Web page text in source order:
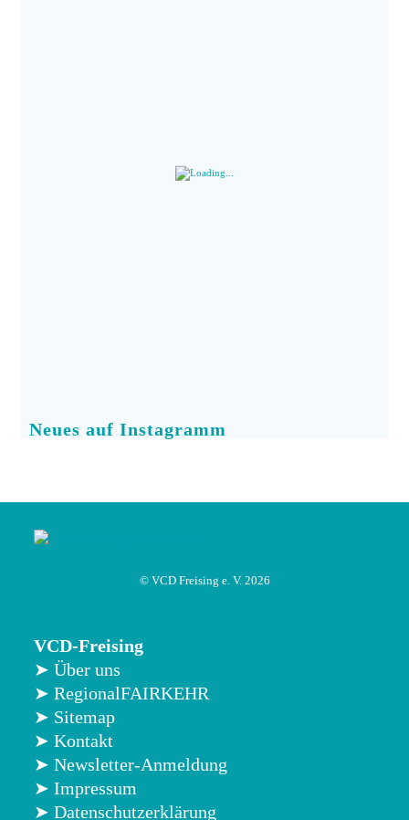
Neues auf Instagramm
© VCD Freising e. V. 2026
VCD-Freising
➤ Über uns
➤ RegionalFAIRKEHR
➤ Sitemap
➤ Kontakt
➤ Newsletter-Anmeldung
➤ Impressum
➤ Datenschutzerklärung